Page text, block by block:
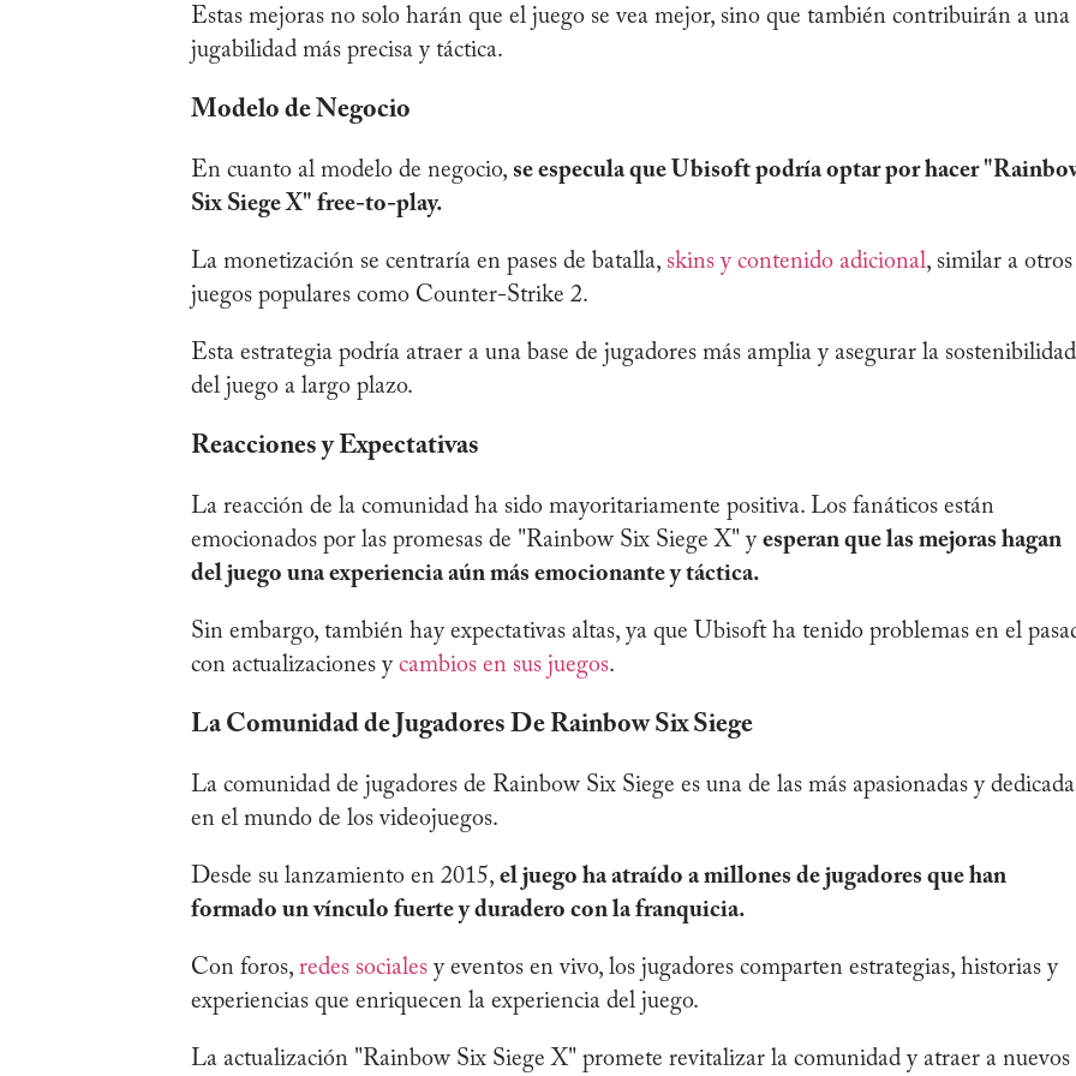
Estas mejoras no solo harán que el juego se vea mejor, sino que también contribuirán a una
jugabilidad más precisa y táctica.
Modelo de Negocio
En cuanto al modelo de negocio, se especula que Ubisoft podría optar por hacer
Six Siege X" free-to-play.
La monetización se centraría en pases de batalla, skins y contenido adicional, similar a otros
juegos populares como Counter-Strike 2.
Esta estrategia podría atraer a una base de jugadores más amplia y asegurar la sostenibilidad
del juego a largo plazo.
Reacciones y Expectativas
La reacción de la comunidad ha sido mayoritariamente positiva. Los fanáticos están
emocionados por las promesas de "Rainbow Six Siege X" y esperan que las mejoras hagan
del juego una experiencia aún más emocionante y táctica.
Sin embargo, también hay expectativas altas, ya que Ubisoft ha tenido problemas en el
con actualizaciones y cambios en sus juegos.
La Comunidad de Jugadores De Rainbow Six Siege
La comunidad de jugadores de Rainbow Six Siege es una de las más apasionadas y
en el mundo de los videojuegos.
Desde su lanzamiento en 2015, el juego ha atraído a millones de jugadores que han
formado un vínculo fuerte y duradero con la franquicia.
Con foros, redes sociales y eventos en vivo, los jugadores comparten estrategias, historias y
experiencias que enriquecen la experiencia del juego.
La actualización "Rainbow Six Siege X" promete revitalizar la comunidad y atraer a nuevos